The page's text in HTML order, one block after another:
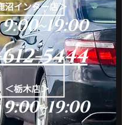
沼インター店＞
9:00~19:00
5444
＜栃木店＞
9:00~19:00